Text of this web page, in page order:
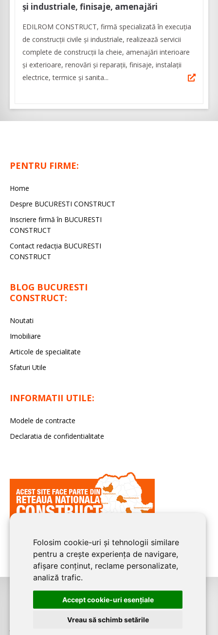
Folosim cookie-uri și tehnologii similare
pentru a crește experiența de navigare,
afișare conținut, reclame personalizate,
analiză trafic.
Accept cookie-uri esenţiale
Vreau să schimb setările
și industriale, finisaje, amenajări
EDILROM CONSTRUCT, firmă specializată în execuția
de construcții civile și industriale, realizează servicii
complete de construcții la cheie, amenajări interioare
şi exterioare, renovări şi reparaţii, finisaje, instalaţii
electrice, termice şi sanita...
PENTRU FIRME:
Home
Despre BUCURESTI CONSTRUCT
Inscriere firmă în BUCURESTI
CONSTRUCT
Contact redacţia BUCURESTI
CONSTRUCT
BLOG BUCURESTI
CONSTRUCT:
Noutati
Imobiliare
Articole de specialitate
Sfaturi Utile
INFORMATII UTILE:
Modele de contracte
Declaratia de confidentialitate
BUCURESTI CONSTRUCTeste un serviciu de promovare online